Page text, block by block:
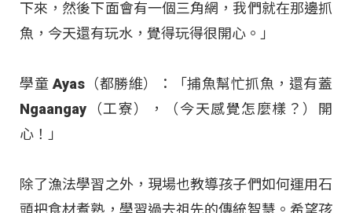
下來，然後下面會有一個三角網，我們就在那邊抓
魚，今天還有玩水，覺得玩得很開心。」
學童 Ayas（都勝維）：「捕魚幫忙抓魚，還有蓋
Ngaangay（工寮），（今天感覺怎麼樣？）開
心！」
除了漁法學習之外，現場也教導孩子們如何運用石